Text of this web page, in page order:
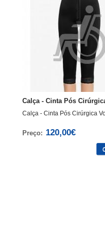
Calça - Cinta Pós
Calça - Cinta Pós Cirúrgica
Preço: 120,00€